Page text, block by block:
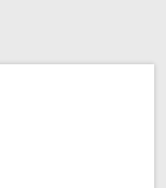
)